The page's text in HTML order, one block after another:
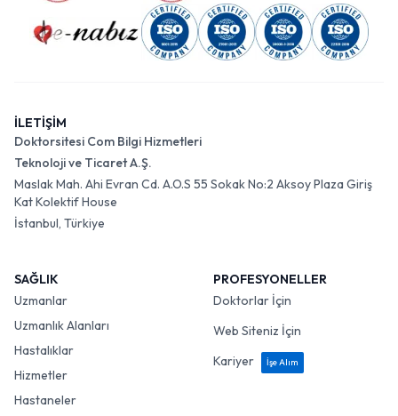
İLETİŞİM
Doktorsitesi Com Bilgi Hizmetleri
Teknoloji ve Ticaret A.Ş.
Maslak Mah. Ahi Evran Cd. A.O.S 55 Sokak No:2 Aksoy Plaza Giriş
Kat Kolektif House
İstanbul, Türkiye
SAĞLIK
Uzmanlar
Uzmanlık Alanları
Hastalıklar
Hizmetler
Hastaneler
PROFESYONELLER
Doktorlar İçin
Web Siteniz İçin
Kariyer
İşe Alım